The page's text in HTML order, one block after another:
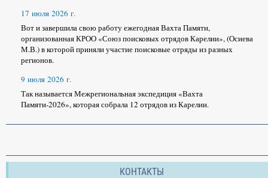
17 июля 2026 г.
Вот и завершила свою работу ежегодная Вахта Памяти,
организованная КРОО «Союз поисковых отрядов Карелии», (Осиева
М.В.) в которой приняли участие поисковые отряды из разных
регионов.
9 июля 2026 г.
Так называется Межрегиональная экспедиция «Вахта
Памяти-2026», которая собрала 12 отрядов из Карелии.
КОНТАКТЫ